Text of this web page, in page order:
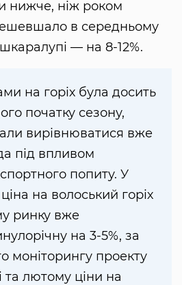
нижче, ніж роком
в середньому
— на 8-12%.
на горіх була досить
початку сезону,
вирівнюватися вже
під впливом
попиту. У
на волоський горіх
ринку вже
на 3-5%, за
моніторингу проекту
та лютому ціни на